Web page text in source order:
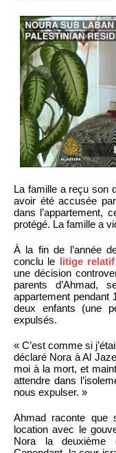
La famille a reçu son
avoir été accusée
dans l’appartement,
protégé. La famille a
À la fin de l’année
conclu le litige
une décision
parents d’Ahmad,
appartement pendant
deux enfants (une
expulsés.
« C’est comme si
déclaré Nora à Al
moi à la mort, et
attendre dans
nous expulser. »
Ahmad raconte que
location avec le
Nora la deuxième